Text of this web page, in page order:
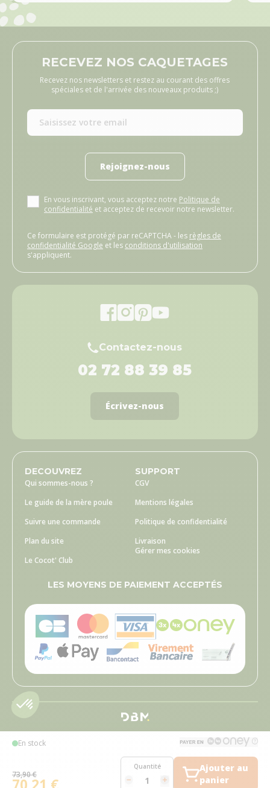
En stock
73,90 €
Quantité
Ajouter au
panier
RECEVEZ NOS CAQUETAGES
Recevez nos newsletters et restez au courant des offres
spéciales et de l'arrivée des nouveaux produits ;)
Rejoignez-nous
En vous inscrivant, vous acceptez notre Politique de
confidentialité et acceptez de recevoir notre newsletter.
Ce formulaire est protégé par reCAPTCHA - les règles de
confidentialité Google et les conditions d'utilisation
s'appliquent.
Contactez-nous
02 72 88 39 85
Écrivez-nous
DECOUVREZ
Qui sommes-nous ?
Le guide de la mère poule
Suivre une commande
Plan du site
Le Cocot' Club
SUPPORT
CGV
Mentions légales
Politique de confidentialité
Livraison
Gérer mes cookies
LES MOYENS DE PAIEMENT ACCEPTÉS